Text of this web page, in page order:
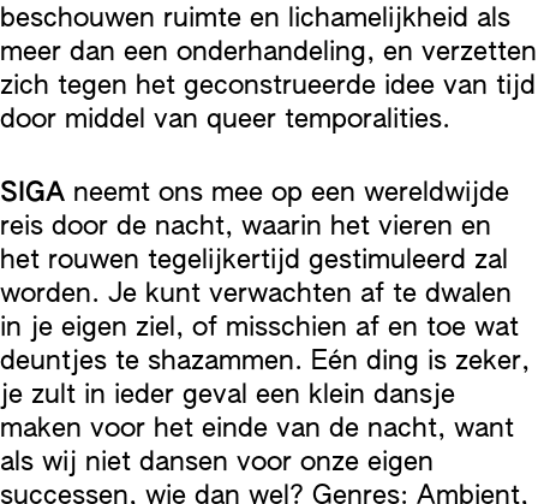
beschouwen ruimte en lichamelijkheid als
meer dan een onderhandeling, en verzetten
zich tegen het geconstrueerde idee van tijd
door middel van queer temporalities.
SIGA neemt ons mee op een wereldwijde
reis door de nacht, waarin het vieren en
het rouwen tegelijkertijd gestimuleerd zal
worden. Je kunt verwachten af te dwalen
in je eigen ziel, of misschien af en toe wat
deuntjes te shazammen. Eén ding is zeker,
je zult in ieder geval een klein dansje
maken voor het einde van de nacht, want
als wij niet dansen voor onze eigen
successen, wie dan wel? Genres: Ambient,